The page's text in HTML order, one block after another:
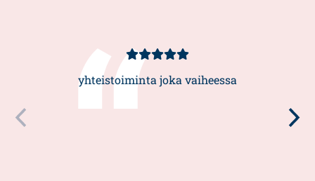
Kundbetyg
5/5
yhteistoiminta joka vaiheessa